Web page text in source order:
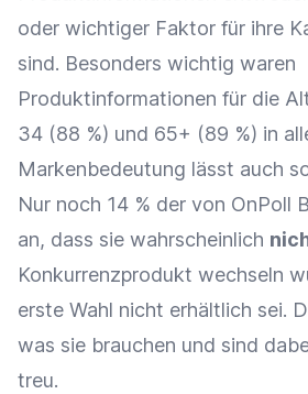
oder wichtiger Faktor für ihre
sind. Besonders wichtig waren
Produktinformationen für die
34 (88 %) und 65+ (89 %) in
Markenbedeutung lässt auch
Nur noch 14 % der von OnPoll
an, dass sie wahrscheinlich
Konkurrenzprodukt wechseln
erste Wahl nicht erhältlich sei.
was sie brauchen und sind
treu.